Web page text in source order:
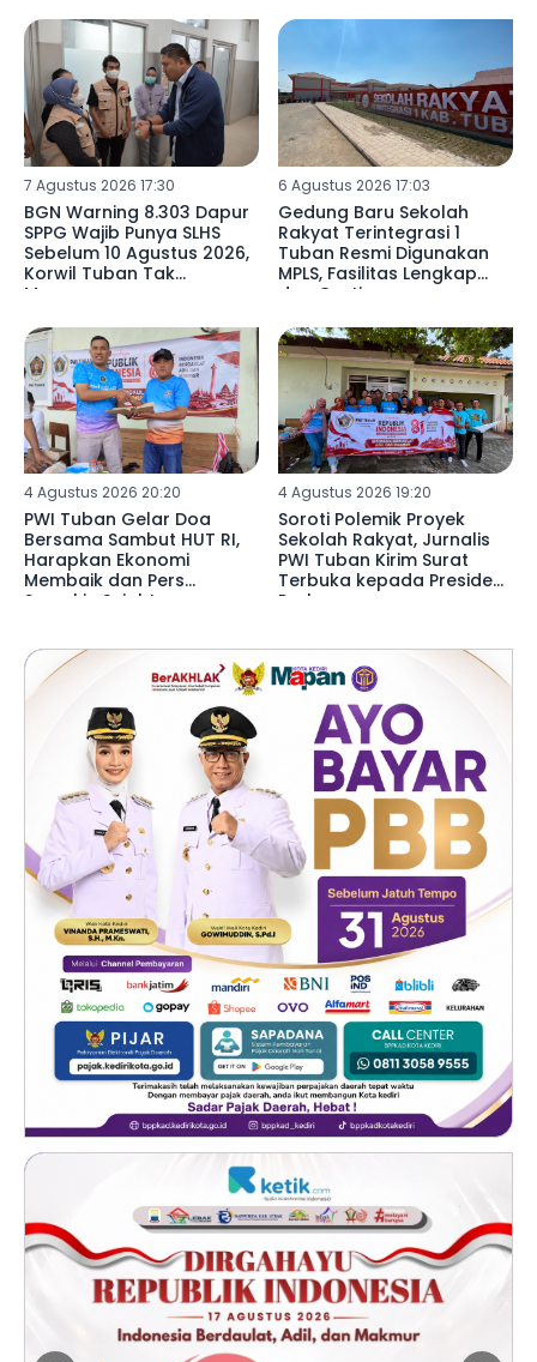
7 Agustus 2026 17:30
BGN Warning 8.303 Dapur
SPPG Wajib Punya SLHS
Sebelum 10 Agustus 2026,
Korwil Tuban Tak
Merespons
6 Agustus 2026 17:03
Gedung Baru Sekolah
Rakyat Terintegrasi 1
Tuban Resmi Digunakan
MPLS, Fasilitas Lengkap
dan Gratis
4 Agustus 2026 20:20
PWI Tuban Gelar Doa
Bersama Sambut HUT RI,
Harapkan Ekonomi
Membaik dan Pers
Semakin Sejahtera
4 Agustus 2026 19:20
Soroti Polemik Proyek
Sekolah Rakyat, Jurnalis
PWI Tuban Kirim Surat
Terbuka kepada Presiden
Prabowo